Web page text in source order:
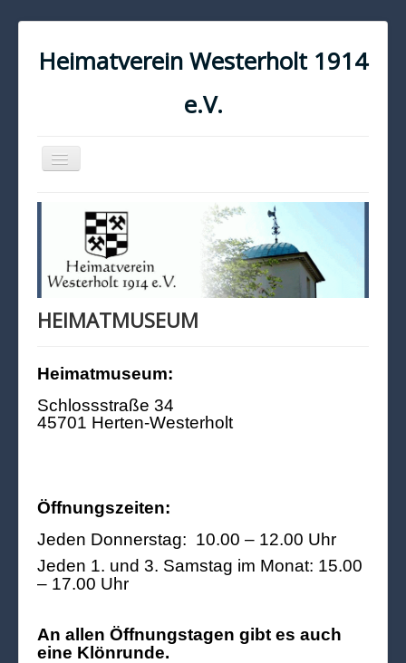
Heimatverein Westerholt 1914
e.V.
Navigation
an/aus
KONTAKT
IMPRESSUM
DATENSCHUTZ
HEIMATMUSEUM
Heimatmuseum:
Schlossstraße 34
45701 Herten-Westerholt
Öffnungszeiten:
Jeden Donnerstag: 10.00 – 12.00 Uhr
Jeden 1. und 3. Samstag im Monat: 15.00
– 17.00 Uhr
An allen Öffnungstagen gibt es auch
eine Klönrunde.